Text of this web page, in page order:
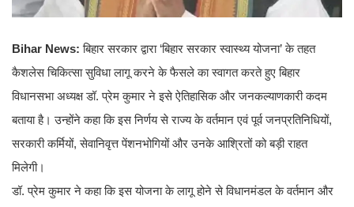
Bihar News:बिहार सरकार द्वारा ‘बिहार सरकार स्वास्थ्य योजना’ के तहत
कैशलेस चिकित्सा सुविधा लागू करने के फैसले का स्वागत करते हुए बिहार
विधानसभा अध्यक्ष डॉ. प्रेम कुमार ने इसे ऐतिहासिक और जनकल्याणकारी कदम
बताया है। उन्होंने कहा कि इस निर्णय से राज्य के वर्तमान एवं पूर्व जनप्रतिनिधियों,
सरकारी कर्मियों, सेवानिवृत्त पेंशनभोगियों और उनके आश्रितों को बड़ी राहत
मिलेगी।
डॉ. प्रेम कुमार ने कहा कि इस योजना के लागू होने से विधानमंडल के वर्तमान और